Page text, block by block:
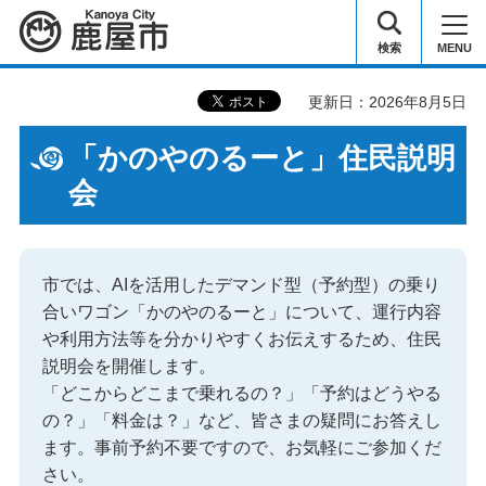
鹿屋市 検索 MENU
更新日：2026年8月5日
「かのやのるーと」住民説明
会
市では、AIを活用したデマンド型（予約型）の乗り
合いワゴン「かのやのるーと」について、運行内容
や利用方法等を分かりやすくお伝えするため、住民
説明会を開催します。
「どこからどこまで乗れるの？」「予約はどうやる
の？」「料金は？」など、皆さまの疑問にお答えし
ます。事前予約不要ですので、お気軽にご参加くだ
さい。